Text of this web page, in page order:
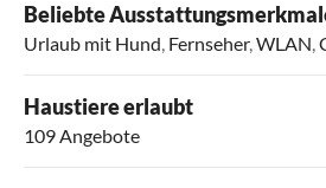
Beliebte
Urlaub mit Hund, Fernseher,WLAN,
Haustiere erlaubt
109 Angebote